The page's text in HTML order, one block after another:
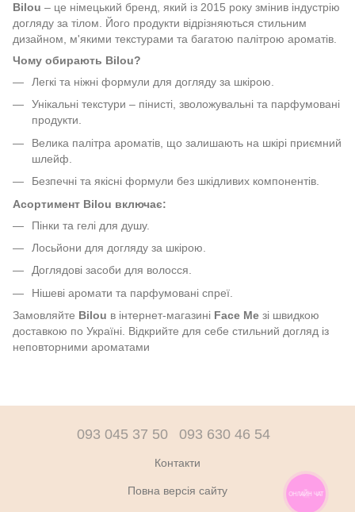
Bilou – це німецький бренд, який із 2015 року змінив індустрію
догляду за тілом. Його продукти відрізняються стильним
дизайном, м'якими текстурами та багатою палітрою ароматів.
Чому обирають Bilou?
Легкі та ніжні формули для догляду за шкірою.
Унікальні текстури – пінисті, зволожувальні та парфумовані
продукти.
Велика палітра ароматів, що залишають на шкірі приємний
шлейф.
Безпечні та якісні формули без шкідливих компонентів.
Асортимент Bilou включає:
Пінки та гелі для душу.
Лосьйони для догляду за шкірою.
Доглядові засоби для волосся.
Нішеві аромати та парфумовані спреї.
Замовляйте Bilou в інтернет-магазині Face Me зі швидкою
доставкою по Україні. Відкрийте для себе стильний догляд із
неповторними ароматами
093 045 37 50 093 630 46 54
Контакти
Повна версія сайту ОНЛАЙН ЧАТ